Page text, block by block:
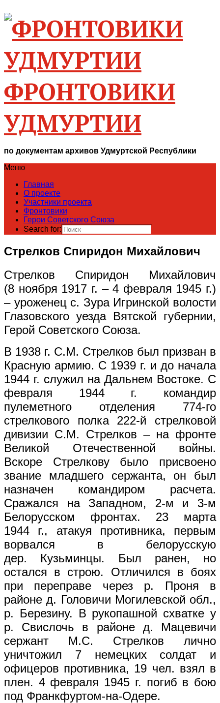
ФРОНТОВИКИ
УДМУРТИИ
по документам архивов Удмуртской Республики
Меню
Главная
О проекте
Участники проекта
Фронтовики
Герои Советского Союза
Search for:
Стрелков Спиридон Михайлович
Стрелков Спиридон Михайлович
(8 ноября 1917 г. – 4 февраля 1945 г.)
– уроженец с. Зура Игринской волости
Глазовского уезда Вятской губернии,
Герой Советского Союза.
В 1938 г. С.М. Стрелков был призван в
Красную армию. С 1939 г. и до начала
1944 г. служил на Дальнем Востоке. С
февраля 1944 г. командир
пулеметного отделения 774-го
стрелкового полка 222-й стрелковой
дивизии С.М. Стрелков – на фронте
Великой Отечественной войны.
Вскоре Стрелкову было присвоено
звание младшего сержанта, он был
назначен командиром расчета.
Сражался на Западном, 2-м и 3-м
Белорусском фронтах. 23 марта
1944 г., атакуя противника, первым
ворвался в белорусскую
дер. Кузьминцы. Был ранен, но
остался в строю. Отличился в боях
при переправе через р. Проня в
районе д. Головичи Могилевской обл.,
р. Березину. В рукопашной схватке у
р. Свислочь в районе д. Мацевичи
сержант М.С. Стрелков лично
уничтожил 7 немецких солдат и
офицеров противника, 19 чел. взял в
плен. 4 февраля 1945 г. погиб в бою
под Франкфуртом-на-Одере.